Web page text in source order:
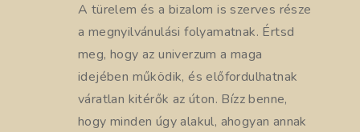
A türelem és a bizalom is szerves része
a megnyilvánulási folyamatnak. Értsd
meg, hogy az univerzum a maga
idejében működik, és előfordulhatnak
váratlan kitérők az úton. Bízz benne,
hogy minden úgy alakul, ahogyan annak